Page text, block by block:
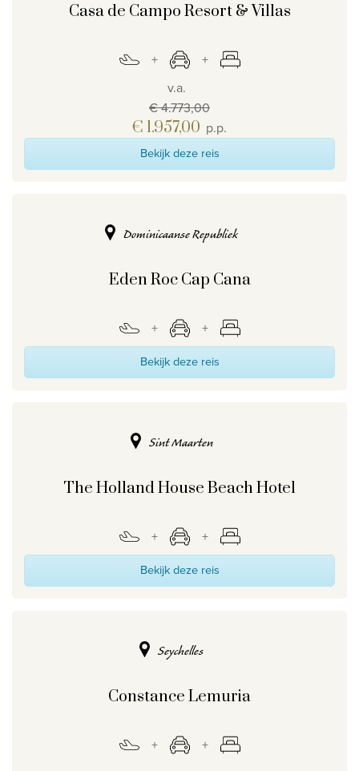
Casa de Campo Resort & Villas
v.a.
€ 4.773,00
€ 1.957,00 p.p.
Bekijk deze reis
Dominicaanse Republiek
Eden Roc Cap Cana
Bekijk deze reis
Sint Maarten
The Holland House Beach Hotel
Bekijk deze reis
Seychelles
Constance Lemuria